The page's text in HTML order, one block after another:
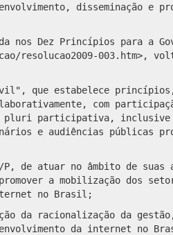
disseminação e
nos Dez Princípios para a
resolucao2009-003.htm>,
que estabelece
com
pluri participativa, inclusive
e audiências públicas
P, de atuar no âmbito de suas
a mobilização dos
no Brasil;
da racionalização da gestão,
da internet no